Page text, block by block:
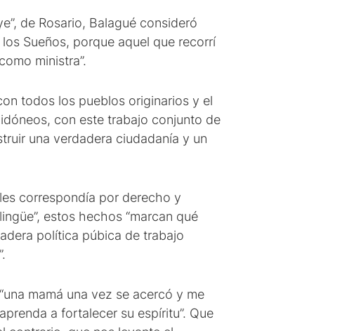
de Rosario, Balagué consideró
Sueños, porque aquel que recorrí
ministra”.
todos los pueblos originarios y el
con este trabajo conjunto de
una verdadera ciudadanía y un
correspondía por derecho y
estos hechos “marcan qué
política púbica de trabajo
mamá una vez se acercó y me
a fortalecer su espíritu”. Que